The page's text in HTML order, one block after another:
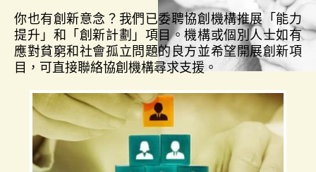
你也有創新意念？我們已委聘協創機構推展「能力
提升」和「創新計劃」項目。機構或個別人士如有
應對貧窮和社會孤立問題的良方並希望開展創新項
目，可直接聯絡協創機構尋求支援。